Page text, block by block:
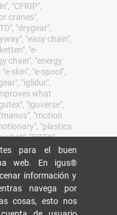
"CFRIP",
cranes",
"drygear",
"easy chain",
"e-
chain", "energy
skin", "e-spool",
"iglidur",
what
"iguverse",
"motion
"plastics
"RBTX",
"ReCyycle",
"speedigus",
"when it moves,
y "yes" son marcas
de igus® SE &
para el buen
web. En igus®
información y
navega por
cosas, esto nos